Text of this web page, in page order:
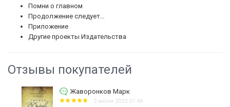
Помни о главном
Продолжение следует…
Приложение
Другие проекты Издательства
Отзывы покупателей
Жаворонков Марк
2 июня 2023 07:48